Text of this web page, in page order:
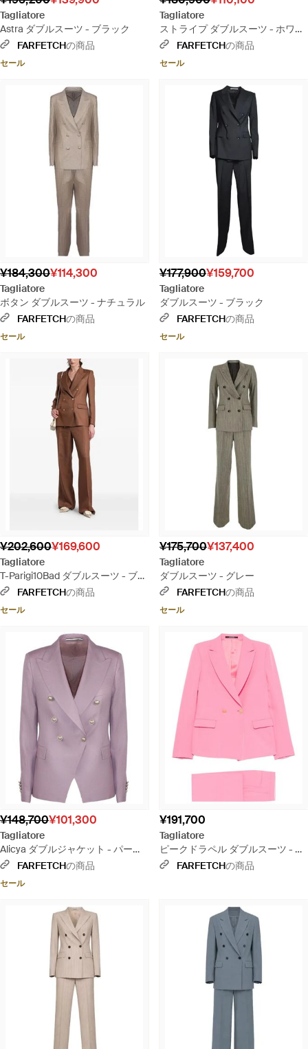
Tagliatore
Astra ダブルスーツ - ブラック
FARFETCHの商品
セール
Tagliatore
ストライプ ダブルスーツ - ホワイ
ト
FARFETCHの商品
セール
¥184,300¥114,300
Tagliatore
ボタン ダブルスーツ - ナチュラル
FARFETCHの商品
セール
¥177,900¥159,700
Tagliatore
ダブルスーツ - ブラック
FARFETCHの商品
セール
¥202,600¥169,600
Tagliatore
T-Parigi10Bad ダブルスーツ - ブラ
ウンFARFETCHの商品
セール
¥175,700¥137,400
Tagliatore
ダブルスーツ - グレー
FARFETCHの商品
セール
¥148,700¥101,300
Tagliatore
Alicya ダブルジャケット - パープ
ル
FARFETCHの商品
セール
¥191,700
Tagliatore
ピークドラペル ダブルスーツ - ピ
ンクFARFETCHの商品